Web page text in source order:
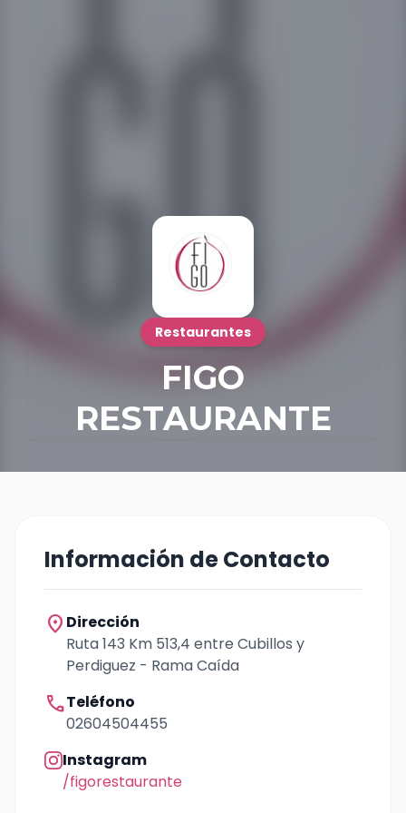
Restaurantes
FIGO
RESTAURANTE
Información de Contacto
location_on Dirección
Ruta 143 Km 513,4 entre Cubillos y
Perdiguez - Rama Caída
callTeléfono
02604504455
Instagram
/figorestaurante